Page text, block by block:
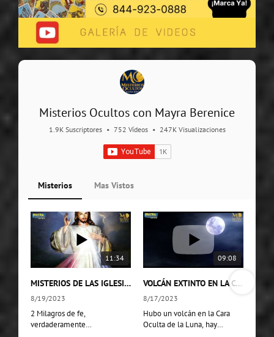
Misterios Ocultos con Mayra Berenice
1.9K Suscriptores • 752 Vídeos • 247K Visualizaciones
Misterios Mas Vistos
11:34
MISTERIOS DE LAS IGLESIAS EN MÉXICO
8/19/2023
2 Milagros de fe,
verdaderamente
09:08
VOLCÁN EXTINTO EN LA CARA OCULTA DE LA LUNA
8/17/2023
Hubo un volcán en la Cara
Oculta de la Luna, hay